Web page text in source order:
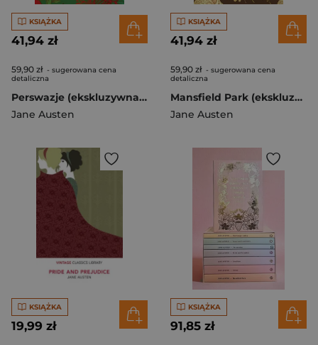
KSIĄŻKA
41,94 zł
59,90 zł - sugerowana cena
detaliczna
Perswazje (ekskluzywna edycja)
Jane Austen
KSIĄŻKA
41,94 zł
59,90 zł - sugerowana cena
detaliczna
Mansfield Park (ekskluzywna edycja)
Jane Austen
KSIĄŻKA
19,99 zł
KSIĄŻKA
91,85 zł